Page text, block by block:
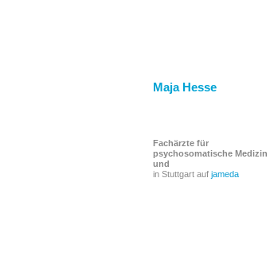
Maja Hesse
Fachärzte für
psychosomatische Medizin
und
in Stuttgart auf jameda